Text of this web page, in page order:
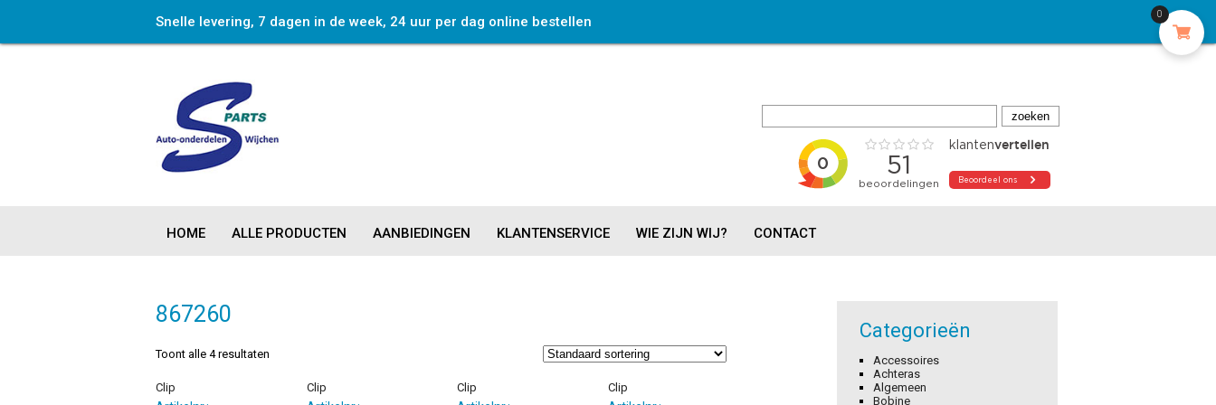
Snelle levering, 7 dagen in de week, 24 uur per dag online bestellen
HOME ALLE PRODUCTEN AANBIEDINGEN KLANTENSERVICE WIE ZIJN WIJ? CONTACT
867260
Toont alle 4 resultaten
Clip Clip Clip Clip
Categorieën
Accessoires
Achteras
Algemeen
Bobine
0